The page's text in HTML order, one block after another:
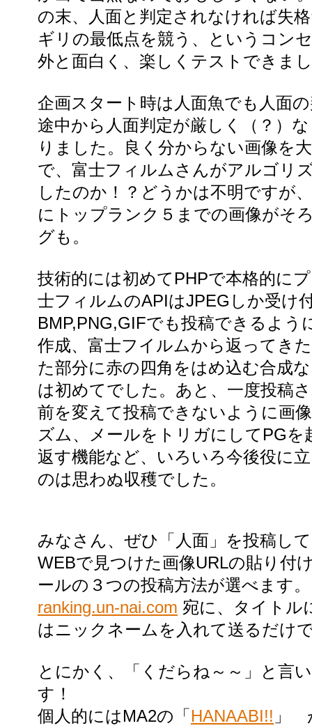
の末、人面と判定されなければ失
ギリの最低点を競う、というコン
外と面白く、楽しくテストできま
企画スタート時は人面魚でも人面
途中から人面判定が厳しく（？）
りました。良く分からない画像を
で、富士フィルムさんがアルゴリ
したのか！？どうかは不明ですが
にトップランク５までの画像がそ
グも。
技術的には初めてPHPで本格的に
士フィルムのAPIはJPEGしか受け
BMP,PNG,GIFでも投稿できるよう
作成、富士フイルムから返ってき
た部分に赤の四角をはめ込む合成
は初めてでした。あと、一度投稿
前を変えて投稿できないように画
ズム、メールをトリガにしてPGを
返す機能など、いろいろ今後役に
のは思わぬ収穫でした。
みなさん、ぜひ「人面」を投稿し
WEBで見つけた画像URLの貼り付
ールの３つの投稿方法が選べます
ranking.un-nai.com 宛に、タイトル
はニックネームを入れて送るだけ
とにかく、「くだらね～～」と言
す！
個人的にはMA2の「 HANAABI!! 」